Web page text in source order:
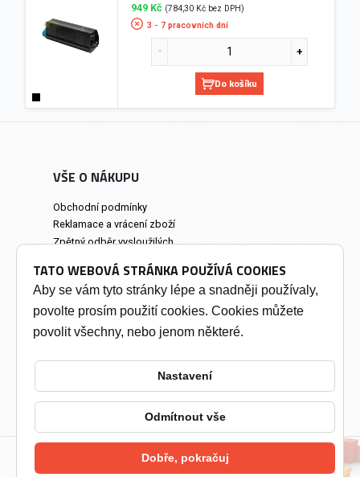
949 Kč (784,30 Kč bez DPH)
3 - 7 pracovních dní
Do košíku
VŠE O NÁKUPU
Obchodní podmínky
Reklamace a vrácení zboží
Zpětný odběr vysloužilých
Prodejna a osobní odběr
INFORMACE
Změnit nastavení cookies
2026 © Tonery Olomouc - Tonery do tiskáren
TATO WEBOVÁ STRÁNKA POUŽÍVÁ COOKIES
Aby se vám tyto stránky lépe a snadněji používaly,
povolte prosím použití cookies. Cookies můžete
povolit všechny, nebo jenom některé.
Nastavení
Odmítnout vše
Dobře, pokračuj